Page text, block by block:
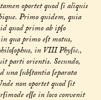
oportet quod ſi aliquis
Primo quidem, quia
quod primo ab ipſo
qua primo eſt motus,
in VIII Phyſic.,
parti orientis. Secundo,
una ſubſtantia ſeparata
non oportet quod ſit
eſſe in loco convenit